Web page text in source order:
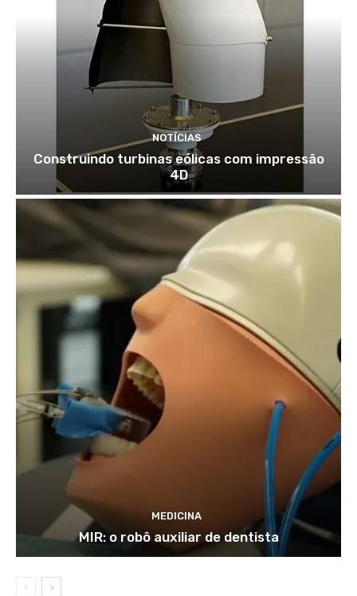
NOTÍCIAS
Construindo turbinas eólicas com impressão
4D
MEDICINA
MIR: o robô auxiliar de dentista